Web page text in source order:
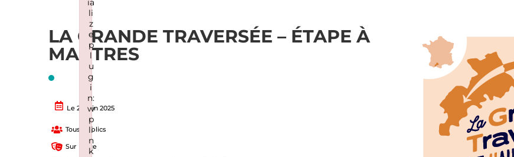
LA GRANDE TRAVERSÉE – ÉTAPE À
MARTRES
Le 29 juin 2025
Tous publics
Sur place
ia
li
z
e
p
l
u
g
i
n:
w
p
li
n
k